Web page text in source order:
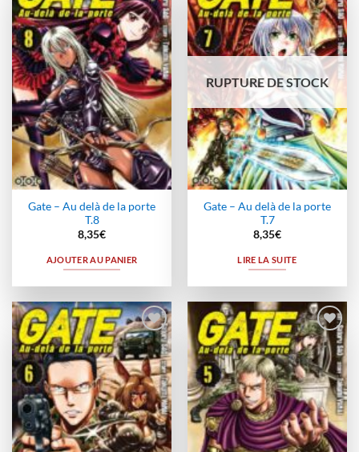
Ajouter
à la
wishlist
Gate – Au delà de la porte
T.8
8,35€
AJOUTER AU PANIER
Ajouter
à la
wishlist
RUPTURE DE STOCK
Gate – Au delà de la porte
T.7
8,35€
LIRE LA SUITE
Ajouter
à la
wishlist
Ajouter
à la
wishlist